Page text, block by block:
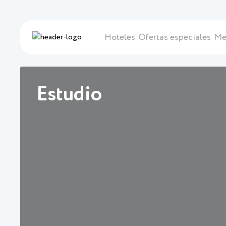
Hoteles Ofertas especiales
Estudio